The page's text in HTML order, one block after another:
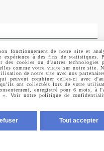
tout moment. Vous
fonctionnement de notre site et
à des fins de statistiques.
des cookies ou d'autres technologies
comme votre visite sur notre site.
de notre site avec nos
peuvent combiner celles-ci avec
ont collectées lors de votre
enregistré pour 6 mois, à
». Voir notre politique de
Tout accepter